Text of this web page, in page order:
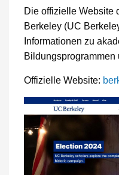
Die offizielle Website
Berkeley (UC
Informationen zu
Offizielle Website: